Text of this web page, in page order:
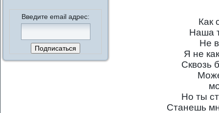
Введите email адрес:
Как
Наша
Не
Я не
Сквозь
Но ты
Станешь